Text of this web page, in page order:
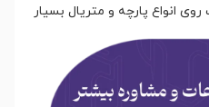
انواع پارچه و متریال بسیار